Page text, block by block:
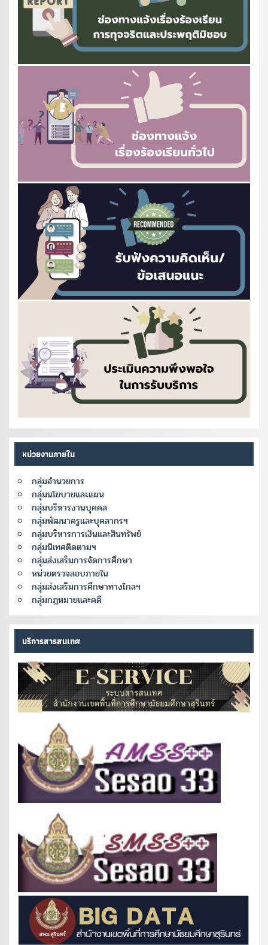
หน่วยงานภายใน
กลุ่มอำนวยการ
กลุ่มนโยบายและแผน
กลุ่มบริหารงานบุคคล
กลุ่มพัฒนาครูและบุคลากรฯ
กลุ่มบริหารการเงินและสินทรัพย์
กลุ่มนิเทศติดตามฯ
กลุ่มส่งเสริมการจัดการศึกษา
หน่วยตรวจสอบภายใน
กลุ่มส่งเสริมการศึกษาทางไกลฯ
กลุ่มกฎหมายและคดี
บริการสารสนเทศ